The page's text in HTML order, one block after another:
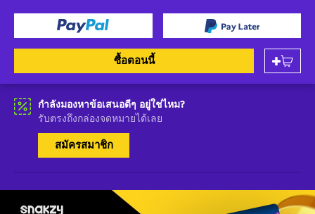
ซื้อตอนนี้
กำลังมองหาข้อเสนอดีๆ อยู่ใช่ไหม?
รับตรงถึงกล่องจดหมายได้เลย
สมัครสมาชิก